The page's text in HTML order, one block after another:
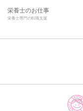
栄養士のお仕事
栄養士専門の転職支援